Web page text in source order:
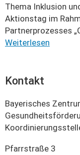
Thema Inklusion
Aktionstag im
Partnerprozesses
Weiterlesen
Kontakt
Bayerisches
Pfarrstraße 3